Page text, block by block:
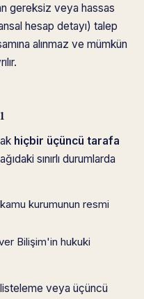
gereksiz veya hassas
hesap detayı) talep
alınmaz ve mümkün
hiçbir üçüncü tarafa
sınırlı durumlarda
kurumunun resmi
Bilişim'in hukuki
veya üçüncü